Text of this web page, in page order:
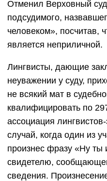
Отменил Верховный
подсудимого,
человеком», посчитав,
является неприличной.
Лингвисты, дающие
неуважении у суду,
не всякий мат в
квалифицировать по
ассоциация
случай, когда один из
произнес фразу «Ну ты
свидетелю,
сведения.